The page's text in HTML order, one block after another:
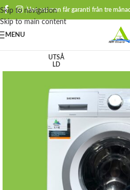
Skip to navigation
Skip to main content
Hos oss man får garanti från tre
MENU
UTSÅ
LD